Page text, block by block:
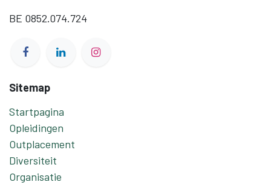
BE 0852.074.724
Sitemap
Startpagina
Opleidingen
Outplacement
Diversiteit
Organisatie